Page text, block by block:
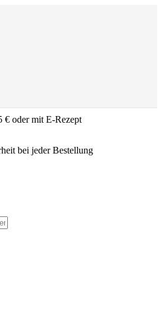
€ oder mit E-Rezept
bei jeder Bestellung